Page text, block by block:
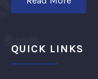
QUICK LINKS